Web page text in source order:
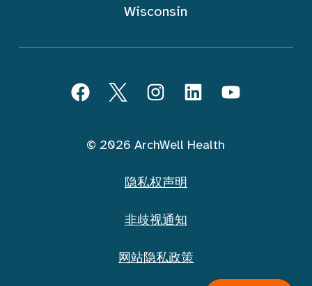
Wisconsin
FacebookTwitterInstagramLinkedInYouTube
© 2026 ArchWell Health
隐私权声明
非歧视通知
网站隐私政策